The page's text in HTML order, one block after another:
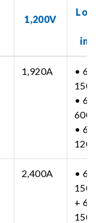
1,200V
1,920A
•
•
•
2,400A
•
+